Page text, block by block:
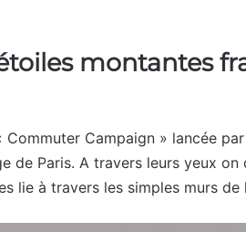
montantes
Campaign » lancée
de Paris. A travers leurs yeux on
lie à travers les simples murs de